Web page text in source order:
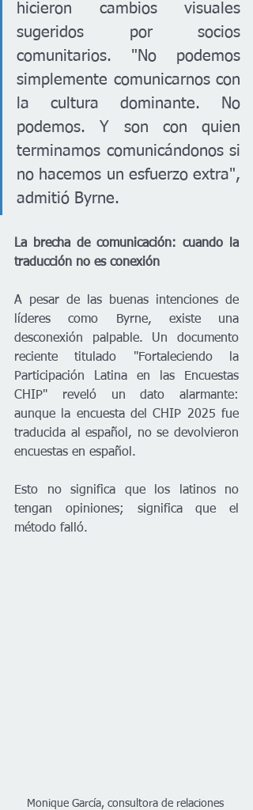
hicieron cambios visuales
sugeridos por socios
comunitarios. "No podemos
simplemente comunicarnos con
la cultura dominante. No
podemos. Y son con quien
terminamos comunicándonos si
no hacemos un esfuerzo extra",
admitió Byrne.
La brecha de comunicación: cuando la
traducción no es conexión
A pesar de las buenas intenciones de
líderes como Byrne, existe una
desconexión palpable. Un documento
reciente titulado "Fortaleciendo la
Participación Latina en las Encuestas
CHIP" reveló un dato alarmante:
aunque la encuesta del CHIP 2025 fue
traducida al español, no se devolvieron
encuestas en español.
Esto no significa que los latinos no
tengan opiniones; significa que el
método falló.
Monique García, consultora de relaciones